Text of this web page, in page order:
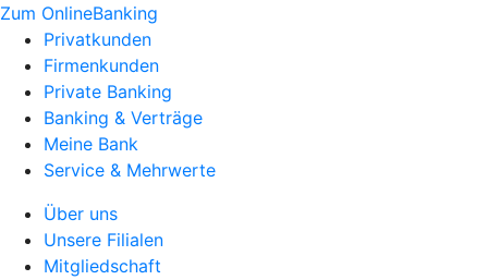
Zum OnlineBanking
Privatkunden
Firmenkunden
Private Banking
Banking & Verträge
Meine Bank
Service & Mehrwerte
Über uns
Unsere Filialen
Mitgliedschaft